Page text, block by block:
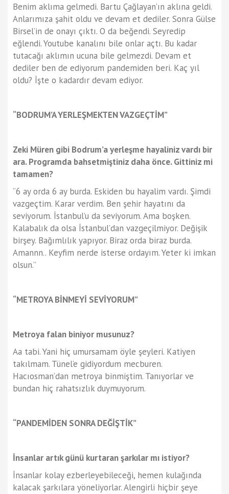
Benim aklıma gelmedi. Bartu Çağlayan’ın aklına geldi.
Anlarımıza şahit oldu ve devam et dediler. Sonra Gülse
Birsel’in de onayı çıktı. O da beğendi. Seyredip
eğlendi. Youtube kanalını bile onlar açtı. Bu kadar
tutacağı aklımın ucuna bile gelmezdi. Devam et
dediler ben de ediyorum pandemiden beri. Kaç yıl
oldu? İşte o kadardır devam ediyor.
“BODRUM’A YERLEŞMEKTEN VAZGEÇTİM”
Zeki Müren gibi Bodrum’a yerleşme hayaliniz vardı bir
ara. Programda bahsetmiştiniz daha önce. Gittiniz mi
tamamen?
“6 ay orda 6 ay burda. Eskiden bu hayalim vardı. Şimdi
vazgeçtim. Karar verdim. Ben şehir hayatını da
seviyorum. İstanbul’u da seviyorum. Ama boşken.
Kalabalık da olsa İstanbul’dan vazgeçilmiyor. Değişik
birşey. Bağımlılık yapıyor. Biraz orda biraz burda.
Amannn.. Keyfim nerde isterse ordayım. Yeter ki imkan
olsun.”
“METROYA BİNMEYİ SEVİYORUM”
Metroya falan biniyor musunuz?
Aa tabi. Yani hiç umursamam öyle şeyleri. Katiyen
takılmam. Tünel’e gidiyordum mecburen.
Hacıosman’dan metroya binmiştim. Tanıyorlar ve
bundan hiç rahatsızlık duymuyorum.
“PANDEMİDEN SONRA DEĞİŞTİK”
İnsanlar artık günü kurtaran şarkılar mı istiyor?
İnsanlar kolay ezberleyebileceği, hemen kulağında
kalacak şarkılara yöneliyorlar. Alengirli hiçbir şeye